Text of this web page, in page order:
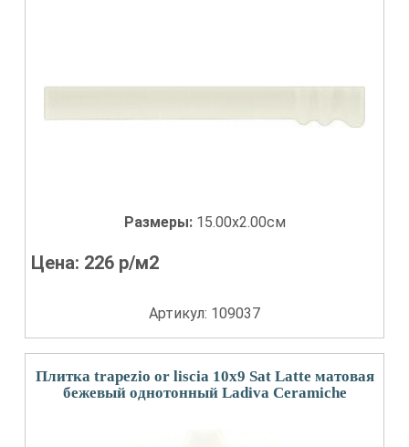
Размеры: 15.00x2.00см
Цена: 226 р/м2
Артикул: 109037
Плитка trapezio or liscia 10x9 Sat Latte матовая
бежевый однотонный Ladiva Сeramiche